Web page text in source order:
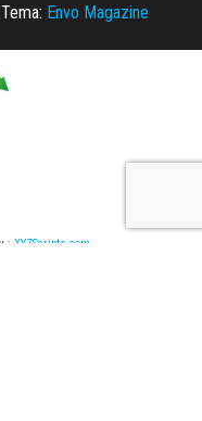
Tema: Envo Magazine
: XYZScripts.com